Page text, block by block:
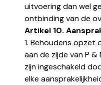
uitvoering dan wel
ontbinding van de
Artikel 10.
1. Behoudens opzet
aan de zijde van P
zijn ingeschakeld
elke